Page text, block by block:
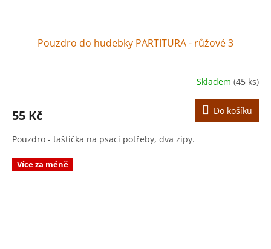
Pouzdro do hudebky PARTITURA - růžové 3
Skladem (45 ks)
55 Kč Do košíku
Pouzdro - taštička na psací potřeby, dva zipy.
Více za méně